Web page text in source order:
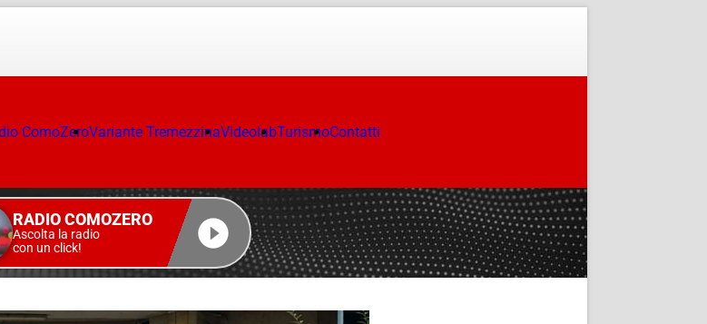
ComoZeroVariante TremezzinaVideolabTurismoContatti
RADIO COMOZERO
Ascolta la radio
con un click!